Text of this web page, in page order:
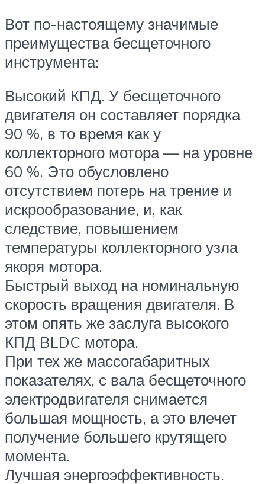
Вот по-настоящему значимые
преимущества бесщеточного
инструмента:
Высокий КПД. У бесщеточного
двигателя он составляет порядка
90 %, в то время как у
коллекторного мотора — на уровне
60 %. Это обусловлено
отсутствием потерь на трение и
искрообразование, и, как
следствие, повышением
температуры коллекторного узла
якоря мотора.
Быстрый выход на номинальную
скорость вращения двигателя. В
этом опять же заслуга высокого
КПД BLDC мотора.
При тех же массогабаритных
показателях, с вала бесщеточного
электродвигателя снимается
большая мощность, а это влечет
получение большего крутящего
момента.
Лучшая энергоэффективность.